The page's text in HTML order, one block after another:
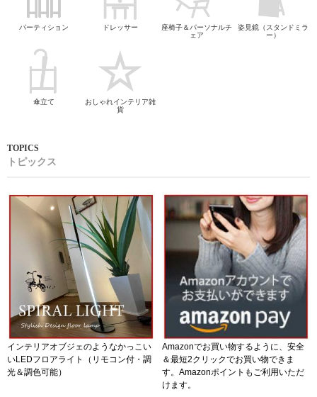
パーティション ドレッサー
座椅子＆パーソナルチ
ェア
姿見鏡（スタンドミラ
ー）
傘立て
おしゃれインテリア雑
貨
トピックス
インテリアオブジェのようなかっこい
いLEDフロアライト（リモコン付・調
光＆調色可能）
Amazonでお買い物するように、安全
＆最短2クリックでお買い物できま
す。Amazonポイントもご利用いただ
けます。